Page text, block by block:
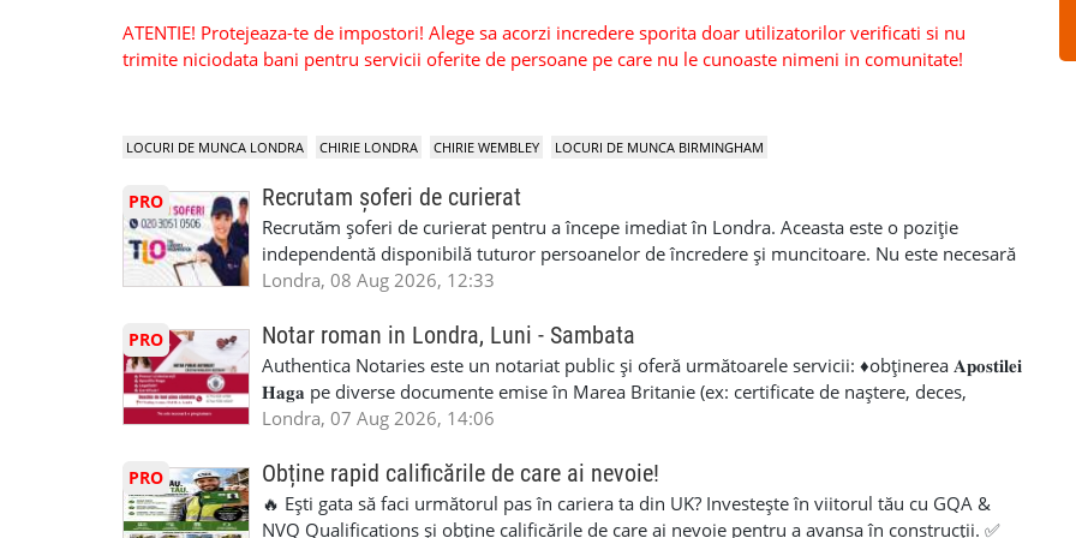
ATENTIE! Protejeaza-te de impostori! Alege sa acorzi incredere sporita doar utilizatorilor verificati si nu
trimite niciodata bani pentru servicii oferite de persoane pe care nu le cunoaste nimeni in comunitate!
LOCURI DE MUNCA LONDRA CHIRIE LONDRA CHIRIE WEMBLEY LOCURI DE MUNCA BIRMINGHAM
PRO Recrutam șoferi de curierat
Recrutăm șoferi de curierat pentru a începe imediat în Londra. Aceasta este o poziție
independentă disponibilă tuturor persoanelor de încredere și muncitoare. Nu este necesară
experiența, deoarece se va asigura instruire plătită la locul de muncă. Trebuie sa aveti
GBP-170,00 GBP/zi + TVA pentru persoanele fizice înregistrate cu TVA + bonus de
performanță de 10 GBP + 1,8 GBP/zi pentru utilizarea propriului dispozitiv ( telefon )
Kilometraj folosit in interes de munca plătit peste tariful zilnic Diverse bonusuri în funcție de
perioada anului Bonus pentru munca/ore suplimentare Proces de aplicare ușor și rapid,
diversificata si motivata Luare transparentă a deciziilor cu instrumente moderne de
comunicare și un proces cuprinzător de escaladare (http://www.tlo.fun pentru chat live cu
management superior SMS-uri săptămânale de preconsiliere cu zile lucrate și la ce să vă
Londra, 08 Aug 2026, 12:33
PRO Notar roman in Londra, Luni - Sambata
Authentica Notaries este un notariat public și oferă următoarele servicii: ♦obținerea 𝐀𝐩𝐨𝐬𝐭𝐢𝐥𝐞𝐢
𝐇𝐚𝐠𝐚 pe diverse documente emise în Marea Britanie (ex: certificate de naștere, deces,
căsătorie) ♦ 𝐩𝐫𝐨𝐜𝐮𝐫𝐢 ♦ 𝐝𝐞𝐜𝐥𝐚𝐫𝐚𝐭̦𝐢𝐢 𝐝𝐢𝐯𝐞𝐫𝐬𝐞 (de călătorie, matrimoniale, stabilirea domiciliului
împrumut în România) ♦ 𝐭𝐫𝐚𝐝𝐮𝐜𝐞𝐫𝐢 𝐥𝐞𝐠𝐚𝐥𝐢𝐳𝐚𝐭𝐞 ♦ 𝐝𝐞𝐜𝐥𝐚𝐫𝐚𝐭̦𝐢𝐢 𝐩𝐞𝐧𝐭𝐫𝐮 𝐬𝐭𝐮𝐝𝐞𝐧𝐭 𝐟𝐢𝐧𝐚𝐧𝐜𝐞 ♦Cazier
judiciar din România ♦Certificat de viață ♦Copii legalizate ♦Contract de comodat auto ♦
Identificari (ex.ID1) Legal, fără riscuri și rapid! ✅nu este necesară o programare ✅deschis și
Londra, 07 Aug 2026, 14:06
PRO Obține rapid calificările de care ai nevoie!
🔥 Ești gata să faci următorul pas în cariera ta din UK? Investește în viitorul tău cu GQA &
NVQ Qualifications și obține calificările de care ai nevoie pentru a avansa în construcții. ✅